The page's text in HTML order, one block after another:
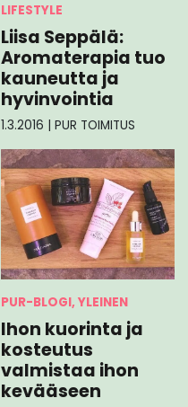
LIFESTYLE
Liisa Seppälä:
Aromaterapia tuo
kauneutta ja
hyvinvointia
1.3.2016 | PUR TOIMITUS
PUR-BLOGI, YLEINEN
Ihon kuorinta ja
kosteutus
valmistaa ihon
kevääseen